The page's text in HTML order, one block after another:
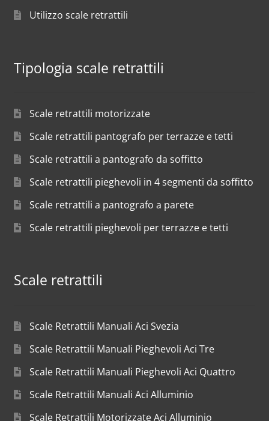
Utilizzo scale retrattili
Tipologia scale retrattili
Scale retrattili motorizzate
Scale retrattili pantografo per terrazze e tetti
Scale retrattili a pantografo da soffitto
Scale retrattili pieghevoli in 4 segmenti da soffitto
Scale retrattili a pantografo a parete
Scale retrattili pieghevoli per terrazze e tetti
Scale retrattili
Scale Retrattili Manuali Aci Svezia
Scale Retrattili Manuali Pieghevoli Aci Tre
Scale Retrattili Manuali Pieghevoli Aci Quattro
Scale Retrattili Manuali Aci Alluminio
Scale Retrattili Motorizzate Aci Alluminio